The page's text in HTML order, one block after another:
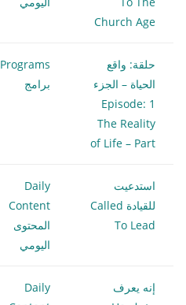
Church Age
حلقة: واقع
الحياة – الجزء
1 Episode:
The Reality
of Life – Part
Programs
برامج
استدعيت
للقيادة Called
To Lead
Daily
Content
المحتوى
اليومي
إنه يعرف
Daily